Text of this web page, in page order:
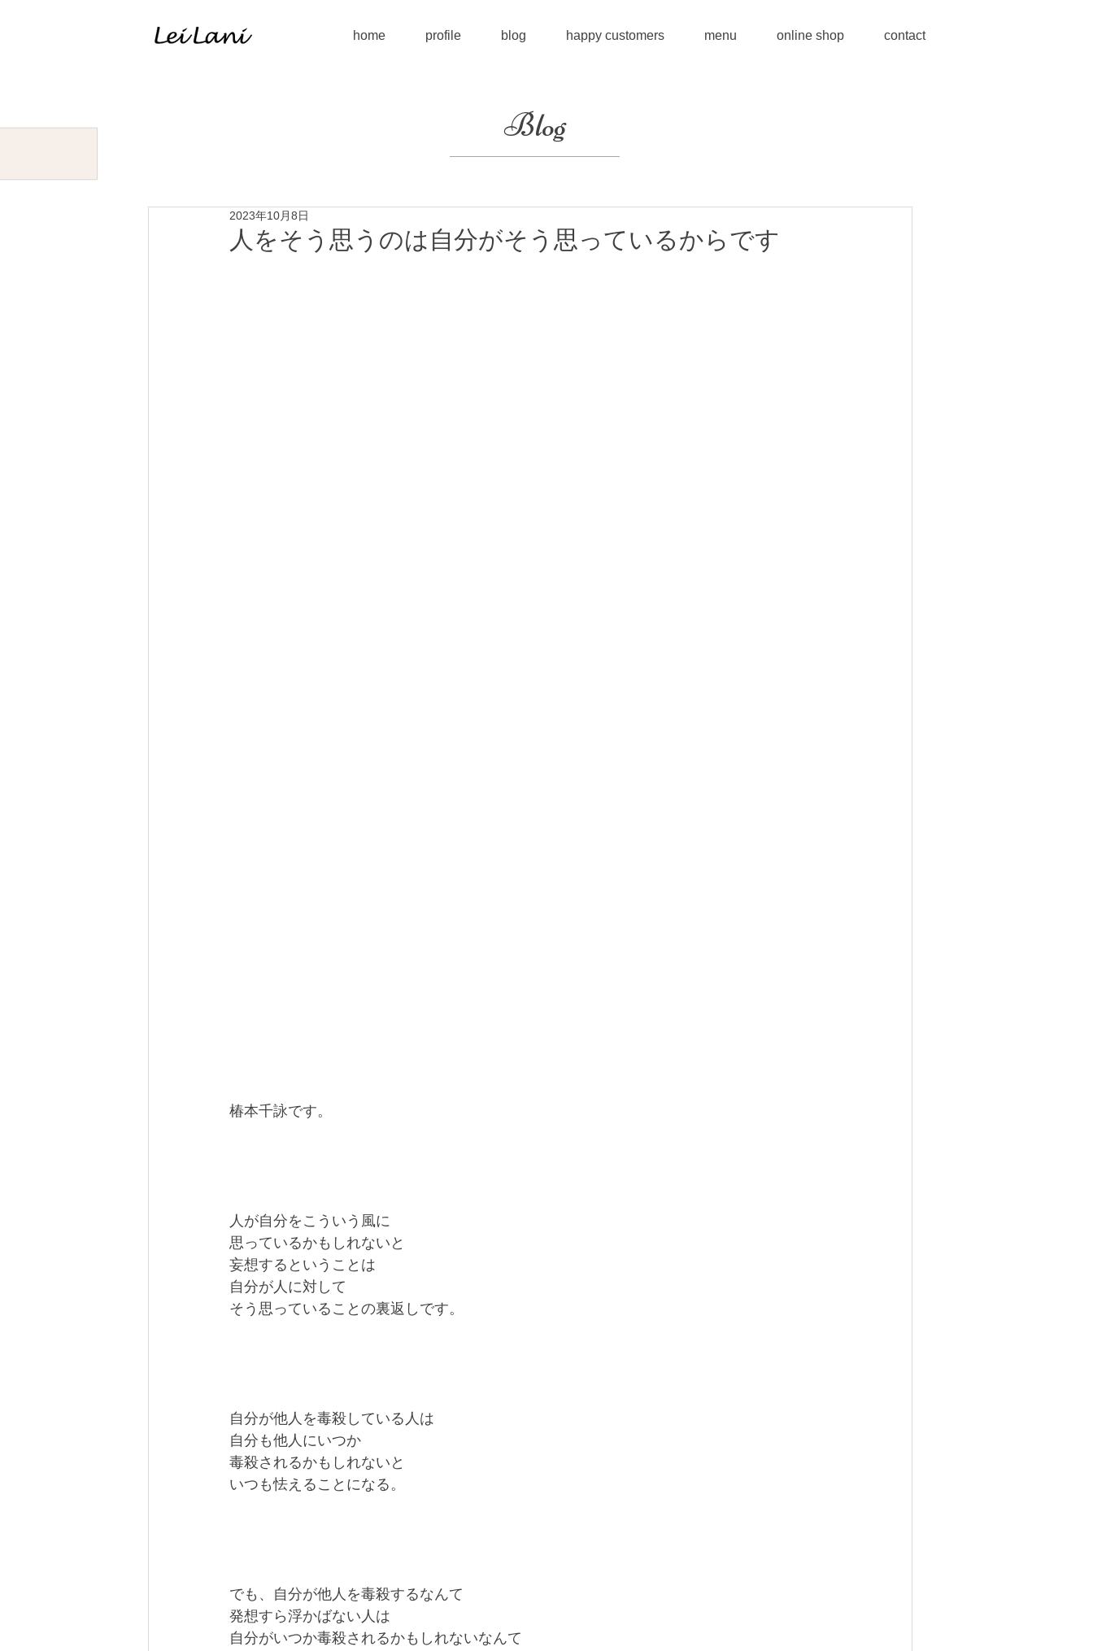
home profile blog happy customers menu online shop contact
Blog
人をそう思うのは自分がそう思っているからです
2023年10月8日
椿本千詠です。
人が自分をこういう風に
思っているかもしれないと
妄想するということは
自分が人に対して
そう思っていることの裏返しです。
自分が他人を毒殺している人は
自分も他人にいつか
毒殺されるかもしれないと
いつも怯えることになる。
でも、自分が他人を毒殺するなんて
発想すら浮かばない人は
自分がいつか毒殺されるかもしれないなんて